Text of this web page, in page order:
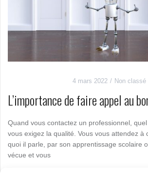
4 mars 2022 Non classé
L’importance de faire appel au
Quand vous contactez un professionnel, quel
vous exigez la qualité. Vous vous attendez à
quoi il parle, par son apprentissage scolaire
vécue et vous